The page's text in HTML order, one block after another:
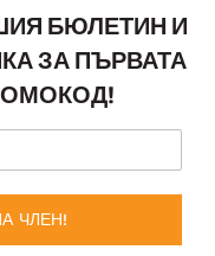
БЮЛЕТИН И
ЗА ПЪРВАТА
ЧЛЕН!